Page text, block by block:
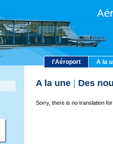
l'Aéroport A la
A la une Des
Sorry, there is no translation